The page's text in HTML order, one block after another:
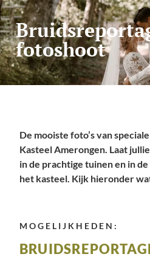
fotoshoot
De mooiste foto’s van
Kasteel Amerongen. Laat
in de prachtige tuinen en in
het kasteel. Kijk hieronder
MOGELIJKHEDEN: